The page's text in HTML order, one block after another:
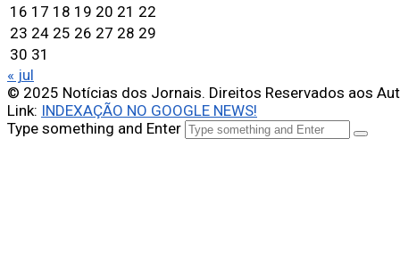
16 17 18 19 20 21 22
23 24 25 26 27 28 29
30 31
« jul
© 2025 Notícias dos Jornais. Direitos Reservados aos
Link: INDEXAÇÃO NO GOOGLE NEWS!
Type something and Enter